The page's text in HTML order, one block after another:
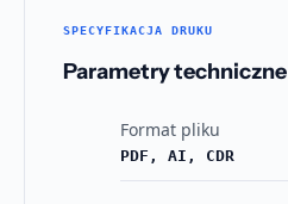
SPECYFIKACJA DRUKU
Parametry techniczne
Format pliku
PDF, AI, CDR